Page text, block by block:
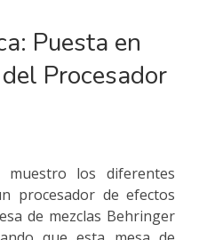
Puesta en
Procesador
muestro los diferentes
procesador de efectos
de mezclas Behringer